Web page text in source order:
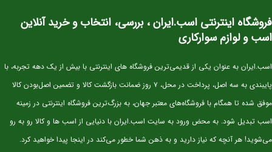
پرورش‌دهندگانی است که به‌دنبال اسبی باپتانسیل قهرمانی در پرش
هستند. KWPN
کره‌های این نژاد از همان سنین کم، قدرت، هوش و تعادل فوق‌العاده‌ای نشان می‌دهند.
⭐ مشخصات کلی
سن:۲.۵ سال
نژاد:
کاربری آتی:پرش، مسابقات جوان‌ها، تربیت پایه
وضعیت: وارداتی، دوسَر (پدر و مادر خارجی)، سلامت کامل
فروشگاه اینترنتی اسب.ایران ، بررسی، انتخاب و خرید آنلاین
اسب و لوازم سوارکاری
اسب.ایران به عنوان یکی از قدیمی‌ترین فروشگاه های اینترنتی با بیش از یک دهه تجربه، با
پایبندی به سه اصل، پرداخت در محل، ۷ روز ضمانت بازگشت کالا و تضمین اصل‌بودن کالا
موفق شده تا همگام با فروشگاه‌های معتبر جهان، به بزرگ‌ترین فروشگاه اینترنتی در زمینه
اسب تبدیل شود. به محض ورود به سایت اسب.ایران با دنیایی از اسب ها و کالا رو به رو
می‌شوید! هر آنچه که نیاز دارید و به ذهن شما خطور می‌کند در اینجا پیدا خواهید کرد.